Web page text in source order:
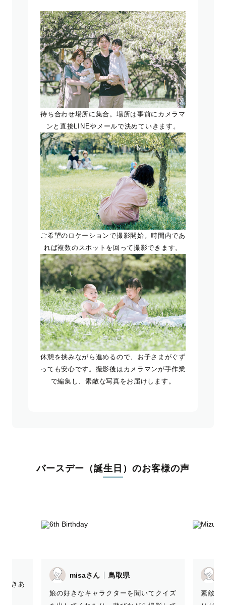
待ち合わせ場所に集合。場所は事前にカメラマ
ンと直接LINEやメールで決めていきます。
ご希望のロケーションで撮影開始。時間内であ
れば複数のスポットを回って撮影できます。
休憩を挟みながら進めるので、お子さまがぐず
っても安心です。撮影後はカメラマンが手作業
で編集し、素敵な写真をお届けします。
バースデー（誕生日）のお客様の声
だきあ
misaさん 鳥取県
娘の好きなキャラクターを聞いてクイズ
素敵な